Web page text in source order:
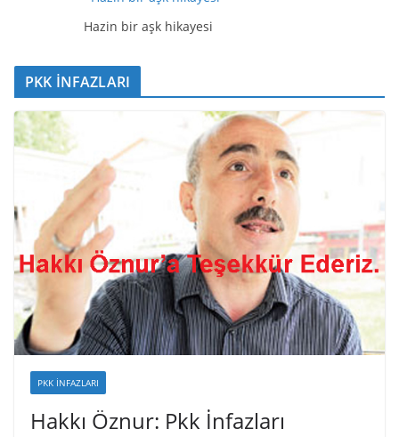
Hazin bir aşk hikayesi
PKK İNFAZLARI
PKK İNFAZLARI
Hakkı Öznur: Pkk İnfazları